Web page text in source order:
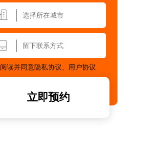
选择所在城市
阅读并同意隐私协议 用户协议
立即预约